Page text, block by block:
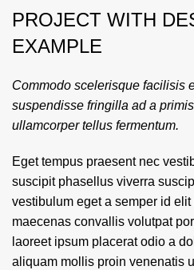
PROJECT WITH
EXAMPLE
Commodo scelerisque facilisis
suspendisse fringilla ad a
ullamcorper tellus fermentum.
Eget tempus praesent nec
suscipit phasellus viverra
vestibulum eget a semper id
maecenas convallis volutpat
laoreet ipsum placerat odio a
aliquam mollis proin venenatis